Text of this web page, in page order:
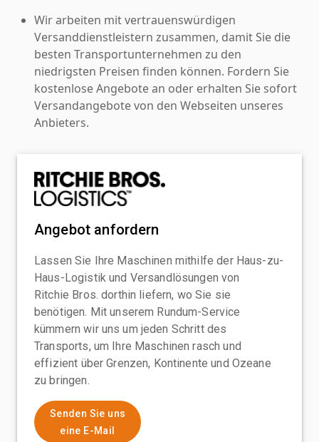
Wir arbeiten mit vertrauenswürdigen
Versanddienstleistern zusammen, damit Sie die
besten Transportunternehmen zu den
niedrigsten Preisen finden können. Fordern Sie
kostenlose Angebote an oder erhalten Sie sofort
Versandangebote von den Webseiten unseres
Anbieters.
Angebot anfordern
Lassen Sie Ihre Maschinen mithilfe der Haus-zu-
Haus-Logistik und Versandlösungen von
Ritchie Bros. dorthin liefern, wo Sie sie
benötigen. Mit unserem Rundum-Service
kümmern wir uns um jeden Schritt des
Transports, um Ihre Maschinen rasch und
effizient über Grenzen, Kontinente und Ozeane
zu bringen.
Senden Sie uns
eine E-Mail